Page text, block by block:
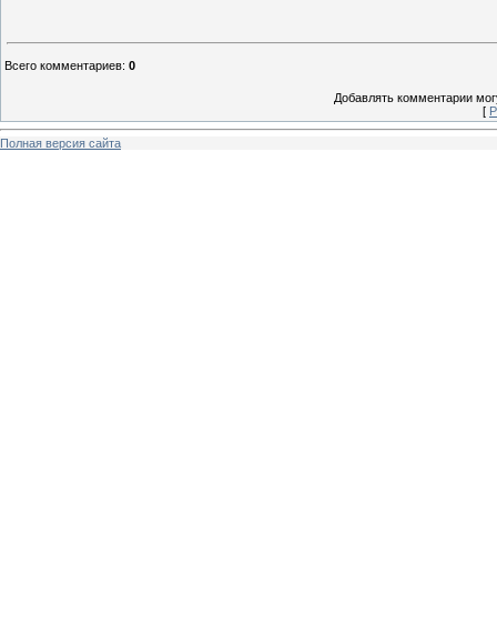
Всего комментариев: 0
Добавлять комментарии
[
Полная версия сайта